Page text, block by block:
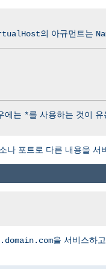
의 아규먼트는
에는 *를 사용하는 것이 유
나 포트로 다른 내용을 서
을 서비스하